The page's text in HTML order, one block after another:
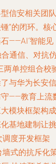
信安相关团队
”的闭环。核
——AI‘智能见
通信、对抗
两单控组合校
与华为长安信
守——教育上流
模块框架构成
基地建制让挑
调度开发框架
墙式的抗斥化